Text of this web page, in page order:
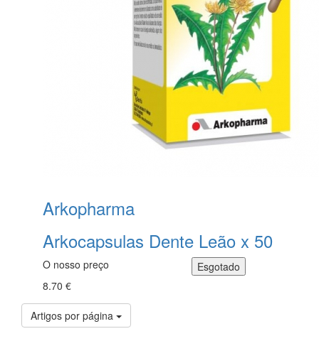
Arkopharma
Arkocapsulas Dente Leão x 50
O nosso preço
8.70 €
Artigos por página